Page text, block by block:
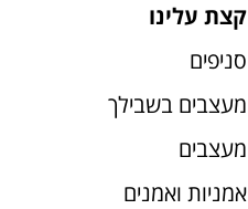
קצת עלינו
סניפים
מעצבים בשבילך
מעצבים
אמניות ואמנים